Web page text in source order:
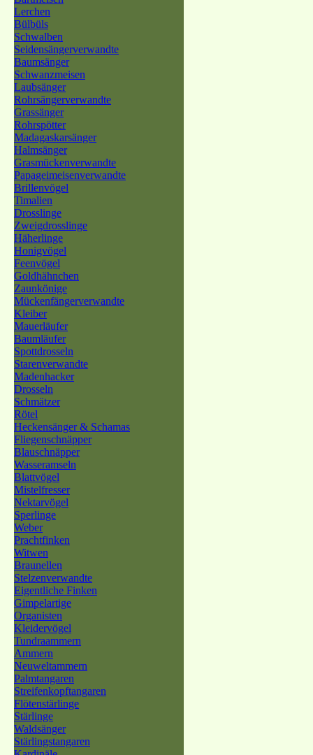
Lerchen
Bülbüls
Schwalben
Seidensängerverwandte
Baumsänger
Schwanzmeisen
Laubsänger
Rohrsängerverwandte
Grassänger
Rohrspötter
Madagaskarsänger
Halmsänger
Grasmückenverwandte
Papageimeisenverwandte
Brillenvögel
Timalien
Drosslinge
Zweigdrosslinge
Häherlinge
Honigvögel
Feenvögel
Goldhähnchen
Zaunkönige
Mückenfängerverwandte
Kleiber
Mauerläufer
Baumläufer
Spottdrosseln
Starenverwandte
Madenhacker
Drosseln
Schmätzer
Rötel
Heckensänger & Schamas
Fliegenschnäpper
Blauschnäpper
Wasseramseln
Blattvögel
Mistelfresser
Nektarvögel
Sperlinge
Weber
Prachtfinken
Witwen
Braunellen
Stelzenverwandte
Eigentliche Finken
Gimpelartige
Organisten
Kleidervögel
Tundraammern
Ammern
Neuweltammern
Palmtangaren
Streifenkopftangaren
Flötenstärlinge
Stärlinge
Waldsänger
Stärlingstangaren